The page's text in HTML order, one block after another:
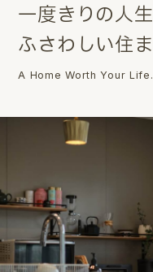
一度き りの人生
ふさわ しい住ま
A Home Worth Your Life.